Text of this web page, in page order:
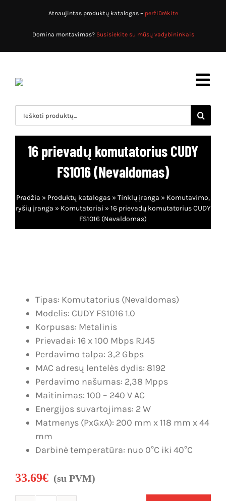
Atnaujintas produktų katalogas – peržiūrėkite
Domina montavimas? Susisiekite su mūsų vadybininkais
Pradžia
Produktų katalogas
Apsaugos sistemos
Priešgaisrinės sistemos
Dujų nuotėkio, smalkių detekcija
Vartų automatika
Įeigos kontrolė
Telefonspynės
Tinklų įranga
Maitinimo šaltiniai
Kabeliai
Paslaugos
Karjera
Paskyra
Vartotojo
vardas:
Slaptažodis:
Registruotis
Search
for:
16 prievadų komutatorius CUDY
FS1016 (Nevaldomas)
Pradžia » Produktų katalogas » Tinklų įranga » Komutavimo,
ryšių įranga » Komutatoriai » 16 prievadų komutatorius CUDY
FS1016 (Nevaldomas)
Tipas: Komutatorius (Nevaldomas)
Modelis: CUDY FS1016 1.0
Korpusas: Metalinis
Prievadai: 16 x 100 Mbps RJ45
Perdavimo talpa: 3,2 Gbps
MAC adresų lentelės dydis: 8192
Perdavimo našumas: 2,38 Mpps
Maitinimas: 100 – 240 V AC
Energijos suvartojimas: 2 W
Matmenys (PxGxA): 200 mm x 118 mm x 44
mm
Darbinė temperatūra: nuo 0°C iki 40°C
33.69€ (su PVM)